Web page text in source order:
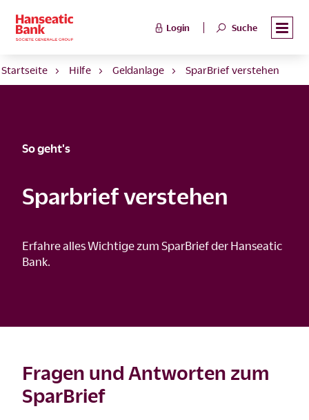
Login Suche
Startseite Hilfe Geldanlage SparBrief verstehen
So geht's
Sparbrief verstehen
Erfahre alles Wichtige zum SparBrief der Hanseatic
Bank.
Fragen und Antworten zum
SparBrief